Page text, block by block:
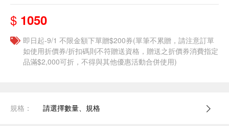
$ 1050
即日起-9/1 不限金額下單贈$200券(單筆不累贈，請注意訂單
如使用折價券/折扣碼則不符贈送資格，贈送之折價券消費指定
品滿$2,000可折，不得與其他優惠活動合併使用)
規格： 請選擇數量、規格